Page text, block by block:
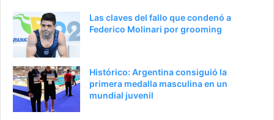
Las claves del fallo que condenó a
Federico Molinari por grooming
Histórico: Argentina consiguió la
primera medalla masculina en un
mundial juvenil